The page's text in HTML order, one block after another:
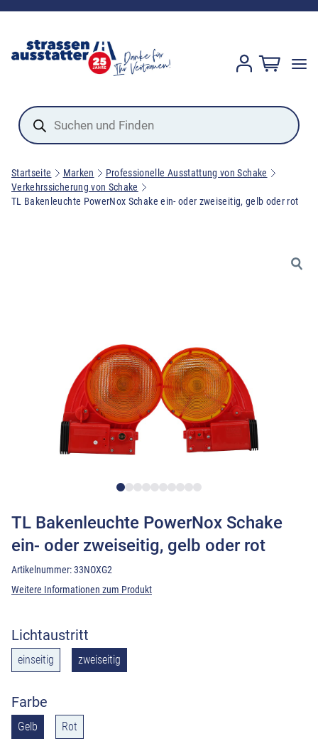
Products
search
Startseite Marken
Professionelle Ausstattung von Schake
Verkehrssicherung von Schake
TL Bakenleuchte PowerNox Schake ein- oder zweiseitig, gelb oder rot
TL Bakenleuchte PowerNox Schake
ein- oder zweiseitig, gelb oder rot
Artikelnummer:33NOXG2
Weitere Informationen zum Produkt
Lichtaustritt
einseitig zweiseitig
Farbe
Gelb Rot